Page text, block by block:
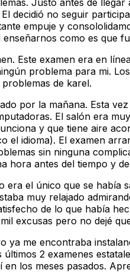
Justo antes de
decidió no seguir
empuje y
enseñarnos como es que
Este examen era en
problema para mi.
de karel.
por la mañana. Esta
El salón era
y que tiene aire
el idioma). El examen
sin ninguna
hora antes del tiempo y
era el único que se había
muy relajado
de lo que había
excusas pero no dejé
ya me encontraba
2 examenes
los meses pasados.